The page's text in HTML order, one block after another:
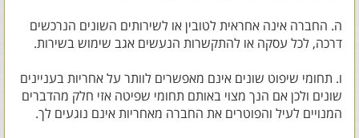
ה. החברה אינה אחראית לטובין או לשירותים השונים הנרכשים
דרכה, לכל עסקה או להתקשרות הנעשים אגב שימוש בשירות.
ו. תחומי שיפוט שונים אינם מאפשרים לוותר על אחריות בעניינים
שונים ולכן אם הנך מצוי באותם תחומי שפיטה אזי חלק מהדברים
המנויים לעיל והפוטרים את החברה מאחריות אינם נוגעים לך.